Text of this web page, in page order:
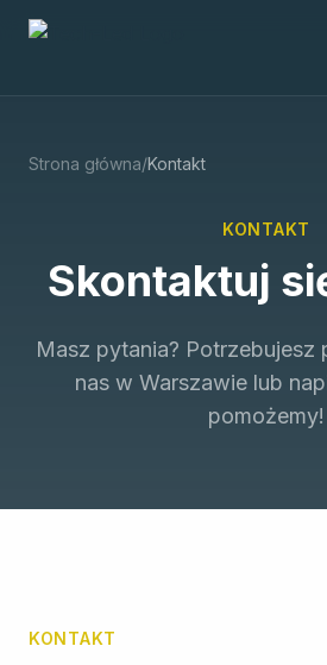
Strona główna/Kontakt
KONTAKT
Skontaktuj
Masz pytania? Potrzebujesz
nas w Warszawie lub
pomożemy!
KONTAKT